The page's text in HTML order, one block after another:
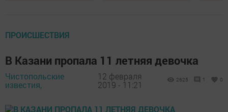
ПРОИСШЕСТВИЯ
В Казани пропала 11 летняя девочка
Чистопольские
известия,
12 февраля
2019 - 11:21
2625 1 0